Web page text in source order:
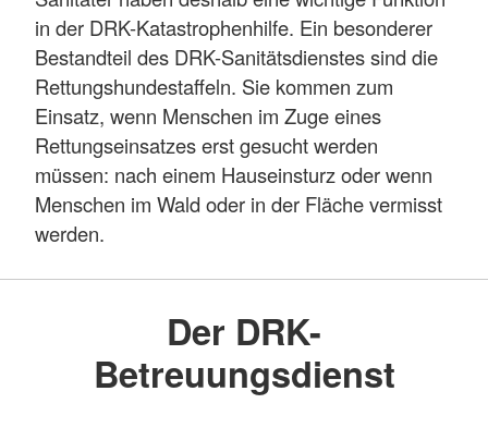
in der DRK-Katastrophenhilfe. Ein besonderer
Bestandteil des DRK-Sanitätsdienstes sind die
Rettungshundestaffeln. Sie kommen zum
Einsatz, wenn Menschen im Zuge eines
Rettungseinsatzes erst gesucht werden
müssen: nach einem Hauseinsturz oder wenn
Menschen im Wald oder in der Fläche vermisst
werden.
Der DRK-
Betreuungsdienst